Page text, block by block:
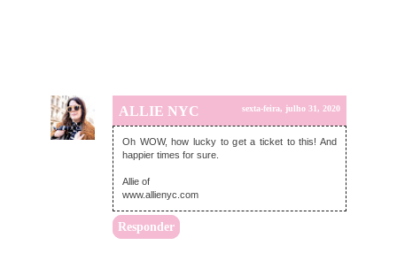
ALLIE NYC sexta-feira, julho 31, 2020
Oh WOW, how lucky to get a ticket to this! And
happier times for sure.
Allie of
www.allienyc.com
Responder